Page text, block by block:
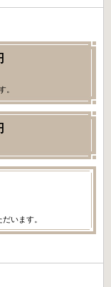
。
います。